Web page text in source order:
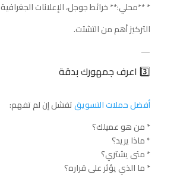
* **محلي:** خرائط جوجل، الإعلانات الجغرافية
التركيز أهم من التشتت.
—
3️⃣ اعرف جمهورك بدقة
أفضل حملات التسويقتفشل إن لم تفهم:
* من هو عميلك؟
* ماذا يريد؟
* متى يشتري؟
* ما الذي يؤثر على قراره؟